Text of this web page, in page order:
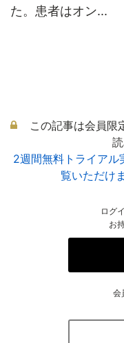
た。患者はオン...
この記事は会員限
2週間無料トライアル
覧いただけ
ログ
お
会